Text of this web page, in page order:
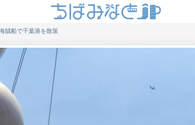
賊船で千葉港を散策